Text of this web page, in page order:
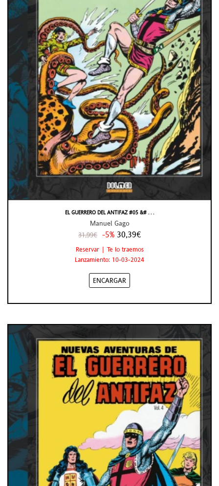
EL GUERRERO DEL ANTIFAZ #05 &# . . .
Manuel Gago
31,99€ -5% 30,39€
Reservar | Te lo traemos
Lanzamiento: 10-03-2024
ENCARGAR